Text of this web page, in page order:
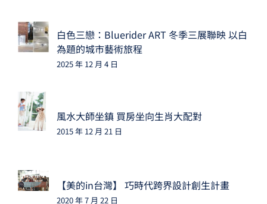
白色三戀：Bluerider ART 冬季三展聯映 以白
為題的城市藝術旅程
2025 年 12 月 4 日
風水大師坐鎮 買房坐向生肖大配對
2015 年 12 月 21 日
【美的in台灣】 巧時代跨界設計創生計畫
2020 年 7 月 22 日